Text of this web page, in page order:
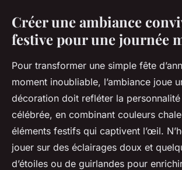
Créer une ambiance
festive pour une journée
Pour transformer une simple fête
moment inoubliable, l’ambiance joue
décoration doit refléter la
célébrée, en combinant couleurs
éléments festifs qui captivent l’œil.
jouer sur des éclairages doux et
d’étoiles ou de guirlandes pour